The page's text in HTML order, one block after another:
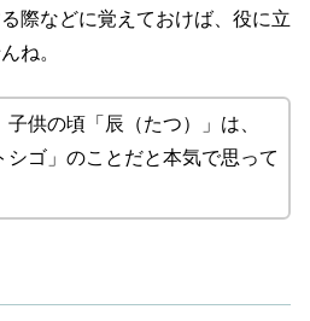
際などに覚えておけば、役に立
ね。
供の頃「辰（たつ）」は、
シゴ」のことだと本気で思って